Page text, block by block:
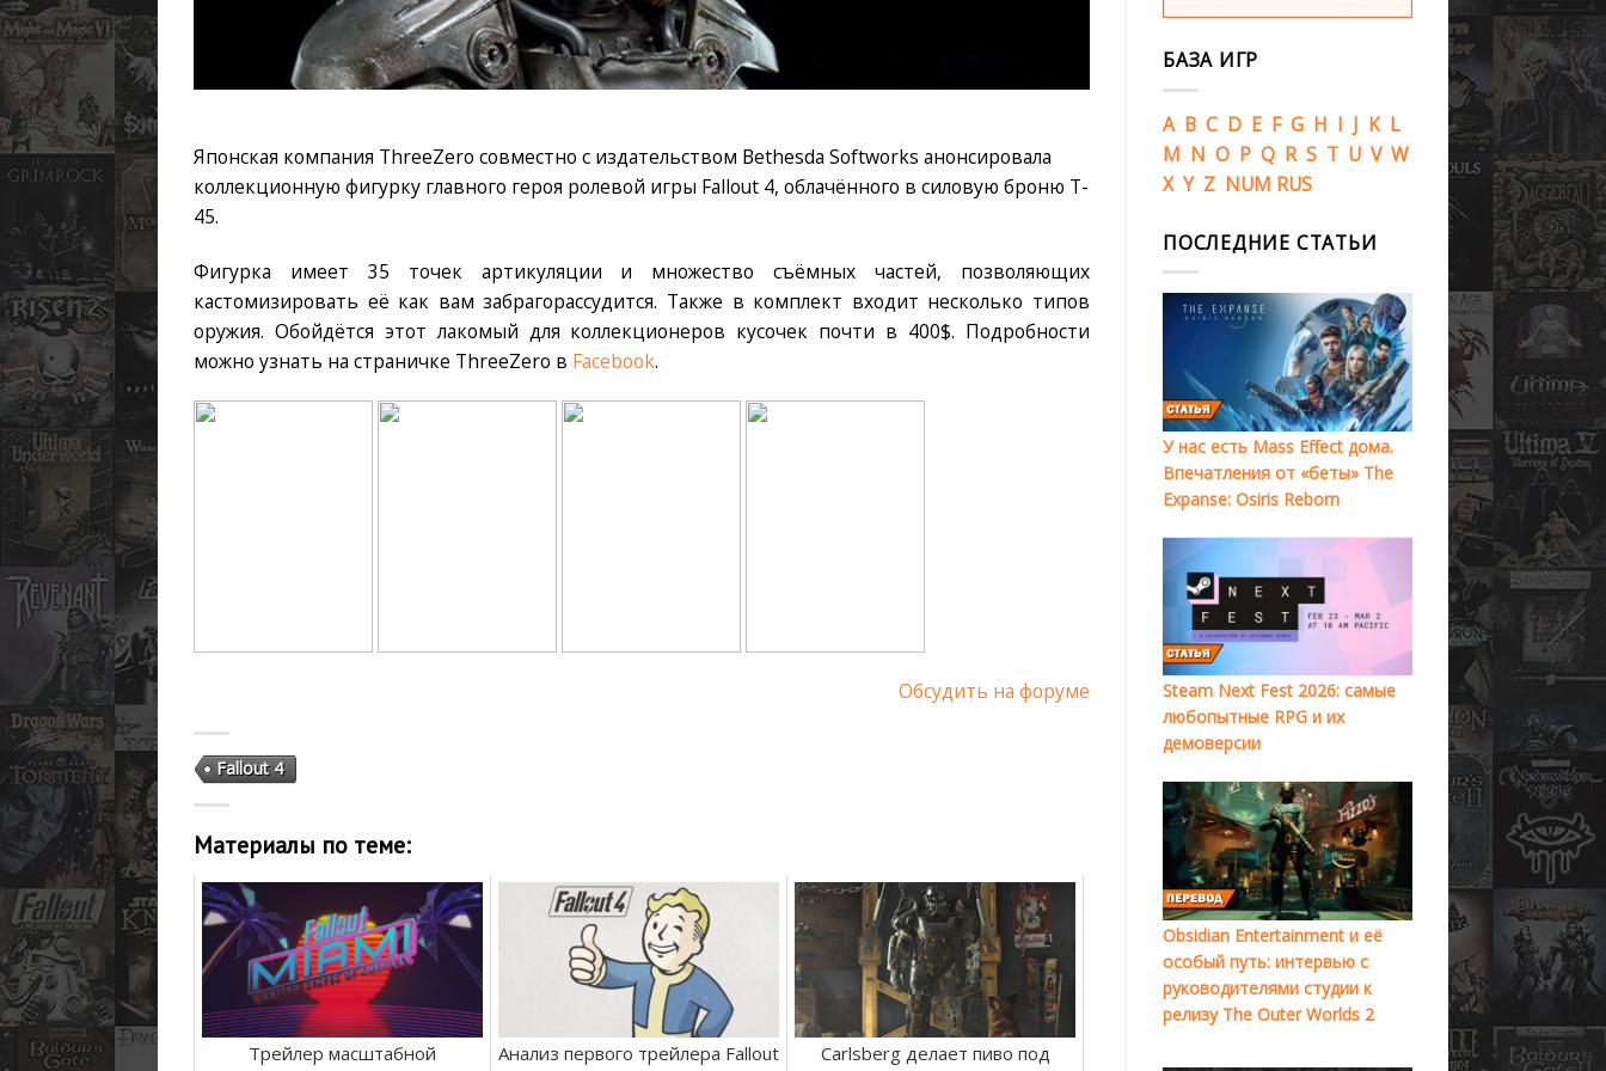
Японская компания ThreeZero совместно с издательством Bethesda Softworks анонсировала
коллекционную фигурку главного героя ролевой игры Fallout 4, облачённого в силовую броню T-
45.
Фигурка имеет 35 точек артикуляции и множество съёмных частей, позволяющих
кастомизировать её как вам забрагорассудится. Также в комплект входит несколько типов
оружия. Обойдётся этот лакомый для коллекционеров кусочек почти в 400$. Подробности
можно узнать на страничке ThreeZero в Facebook.
Обсудить на форуме
Fallout 4
Материалы по теме:
Трейлер масштабной
Анализ первого трейлера Fallout
Carlsberg делает пиво под
БАЗА ИГР
A B C D E F G H I J K L
M N O P Q R S T U V W
X Y Z NUM RUS
ПОСЛЕДНИЕ СТАТЬИ
У нас есть Mass Effect дома.
Впечатления от «беты» The
Expanse: Osiris Reborn
Steam Next Fest 2026: самые
любопытные RPG и их
демоверсии
Obsidian Entertainment и её
особый путь: интервью с
руководителями студии к
релизу The Outer Worlds 2